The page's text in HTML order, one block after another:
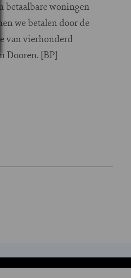
betaalbare woningen
we betalen door de
van vierhonderd
Dooren. [BP]